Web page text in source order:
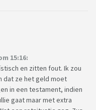
15:16:
en zitten fout. Ik zou
dat ze het geld moet
in een testament, indien
gaat maar met extra